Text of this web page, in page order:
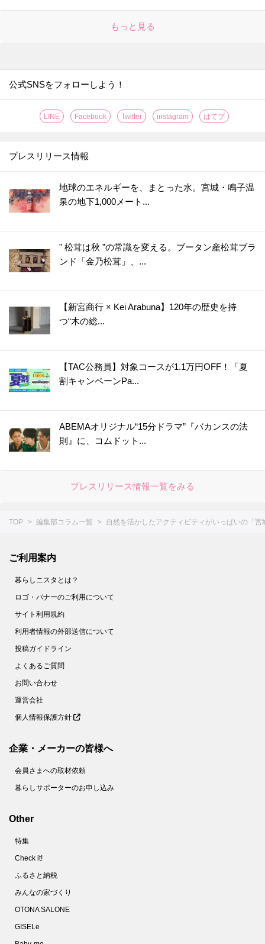
もっと見る
公式SNSをフォローしよう！
LINE Facebook Twitter instagram はてブ
プレスリリース情報
地球のエネルギーを、まとった水。宮城・鳴子温
泉の地下1,000メート...
" 松茸は秋 ”の常識を変える。ブータン産松茸ブラ
ンド「金乃松茸」、...
【新宮商行 × Kei Arabuna】120年の歴史を持
つ“木の総...
【TAC公務員】対象コースが1.1万円OFF！「夏
割キャンペーンPa...
ABEMAオリジナル“15分ドラマ”『バカンスの法
則』に、コムドット...
プレスリリース情報一覧をみる
TOP 編集部コラム一覧 自然を活かしたアクティビティがいっぱいの「
ご利用案内
暮らしニスタとは？
ロゴ・バナーのご利用について
サイト利用規約
利用者情報の外部送信について
投稿ガイドライン
よくあるご質問
お問い合わせ
運営会社
個人情報保護方針
企業・メーカーの皆様へ
会員さまへの取材依頼
暮らしサポーターのお申し込み
Other
特集
Check it!
ふるさと納税
みんなの家づくり
OTONA SALONE
GISELe